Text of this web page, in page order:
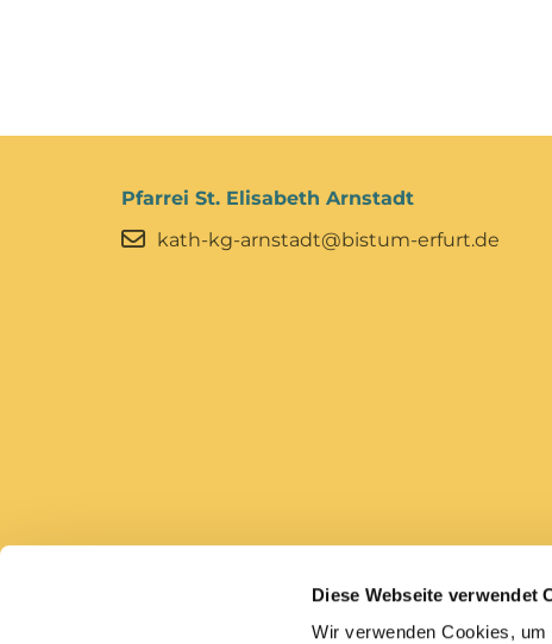
Diese Webseite verwendet
Wir verwenden Cookies,
Pfarrei St. Elisabeth Arnstadt
kath-kg-arnstadt@bistum-erfurt.de
Caritas Erfurt